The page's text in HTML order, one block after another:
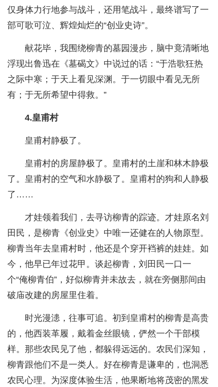
仅身体力行地参与战斗，还用笔战斗，最终谱写了一
部可歌可泣、辉煌灿烂的“创业史诗”。
献花毕，我围绕柳青的墓园漫步，脑中竟清晰地
浮现出鲁迅在《墓碣文》中说过的话：“于浩歌狂热
之际中寒；于天上看见深渊。于一切眼中看见无所
有；于无所希望中得救。”
4.皇甫村
皇甫村静极了。
皇甫村的房屋静极了。皇甫村的土崖和林木静极
了。皇甫村的空气和水静极了。皇甫村的狗和人静极
了……
才娃领着我们，去寻访柳青的踪迹。才娃原名刘
田民，是柳青《创业史》中唯一还健在的人物原型。
柳青当年去皇甫村时，他还是个穿开裆裤的娃娃。如
今，他早已年过花甲。谈起柳青，刘田民一口一
个“俺柳青伯”，好似柳青并未故去，就在旁侧那间由
破庙改建的房屋里住着。
时光漫漶，往事可追。初到皇甫村的柳青是高贵
的，他西装革履，戴着金丝眼镜，俨然一个干部模
样。那些农民见了他，都躲得远远的。农民们深知，
柳青跟他们不是一类人。好在柳青是谦卑的，也洞悉
农民心理。为深度体验生活，他果断地将茂密的黑发